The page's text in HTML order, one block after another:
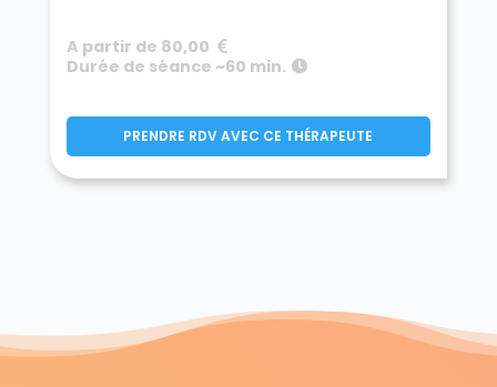
A partir de 80,00
Durée de séance ~60 min.
PRENDRE RDV AVEC CE THÉRAPEUTE